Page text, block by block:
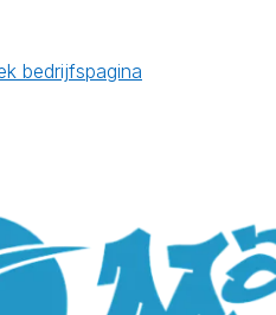
bedrijfspagina